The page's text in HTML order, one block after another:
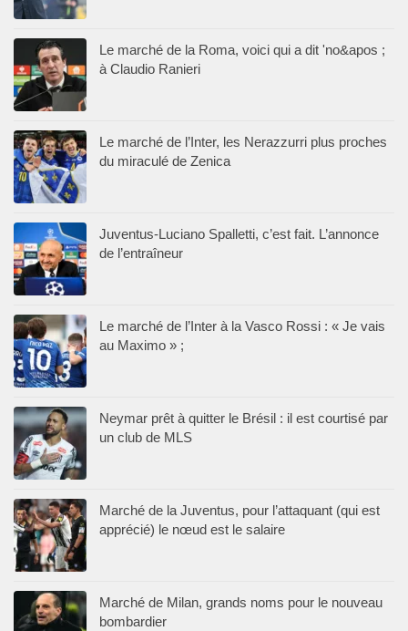
Le marché de la Roma, voici qui a dit 'no&apos ;
à Claudio Ranieri
Le marché de l’Inter, les Nerazzurri plus proches
du miraculé de Zenica
Juventus-Luciano Spalletti, c’est fait. L’annonce
de l’entraîneur
Le marché de l’Inter à la Vasco Rossi : « Je vais
au Maximo » ;
Neymar prêt à quitter le Brésil : il est courtisé par
un club de MLS
Marché de la Juventus, pour l’attaquant (qui est
apprécié) le nœud est le salaire
Marché de Milan, grands noms pour le nouveau
bombardier